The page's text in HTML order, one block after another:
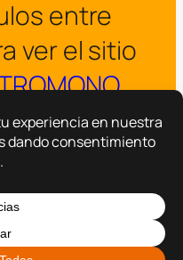
entre
ver el sitio
.
Hazlo por familia.